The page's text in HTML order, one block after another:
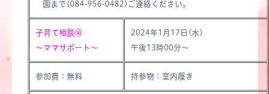
園まで(084-956-0482)ご連絡ください。
子育て相談⑩
～ママサポート～
2024年1月17日(水)
午後13時00分～
参加費：無料 持参物：室内履き